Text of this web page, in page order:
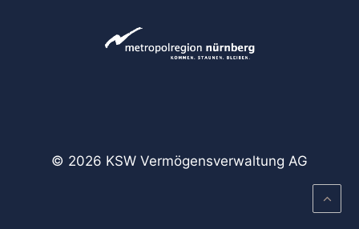
© 2026 KSW Vermögensverwaltung AG